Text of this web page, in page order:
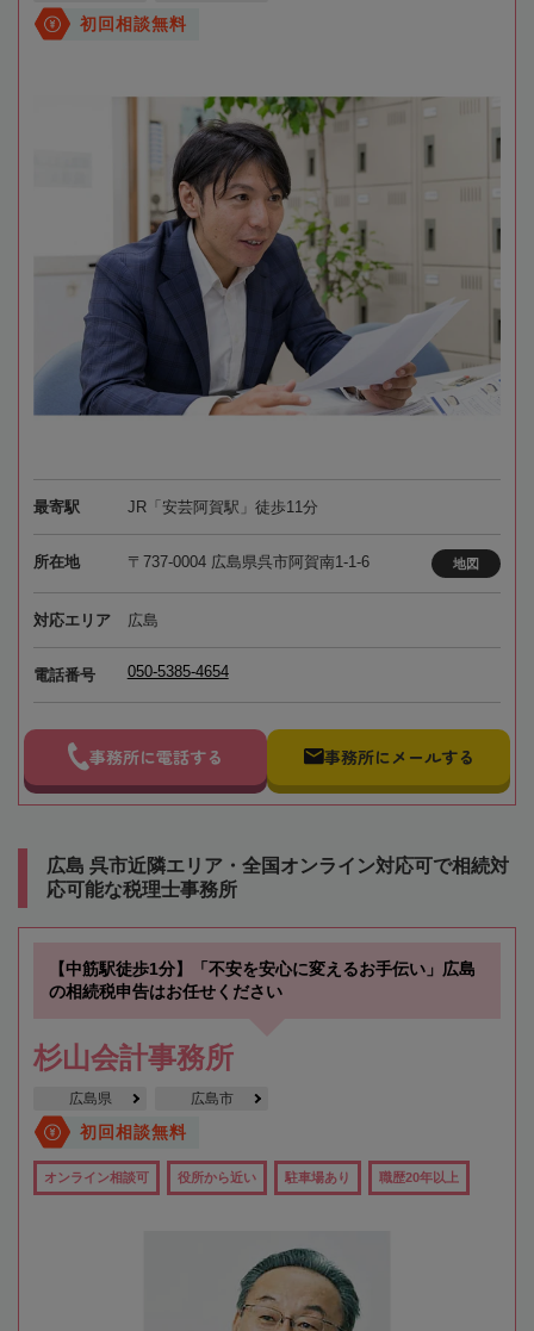
初回相談無料
最寄駅 JR「安芸阿賀駅」徒歩11分
所在地 〒737-0004 広島県呉市阿賀南1-1-6 地図
対応エリア 広島
電話番号 050-5385-4654
事務所に電話する 事務所にメールする
広島 呉市近隣エリア・全国オンライン対応可で相続対
応可能な税理士事務所
【中筋駅徒歩1分】「不安を安心に変えるお手伝い」広島
の相続税申告はお任せください
杉山会計事務所
広島県 広島市
初回相談無料
オンライン相談可 役所から近い 駐車場あり 職歴20年以上